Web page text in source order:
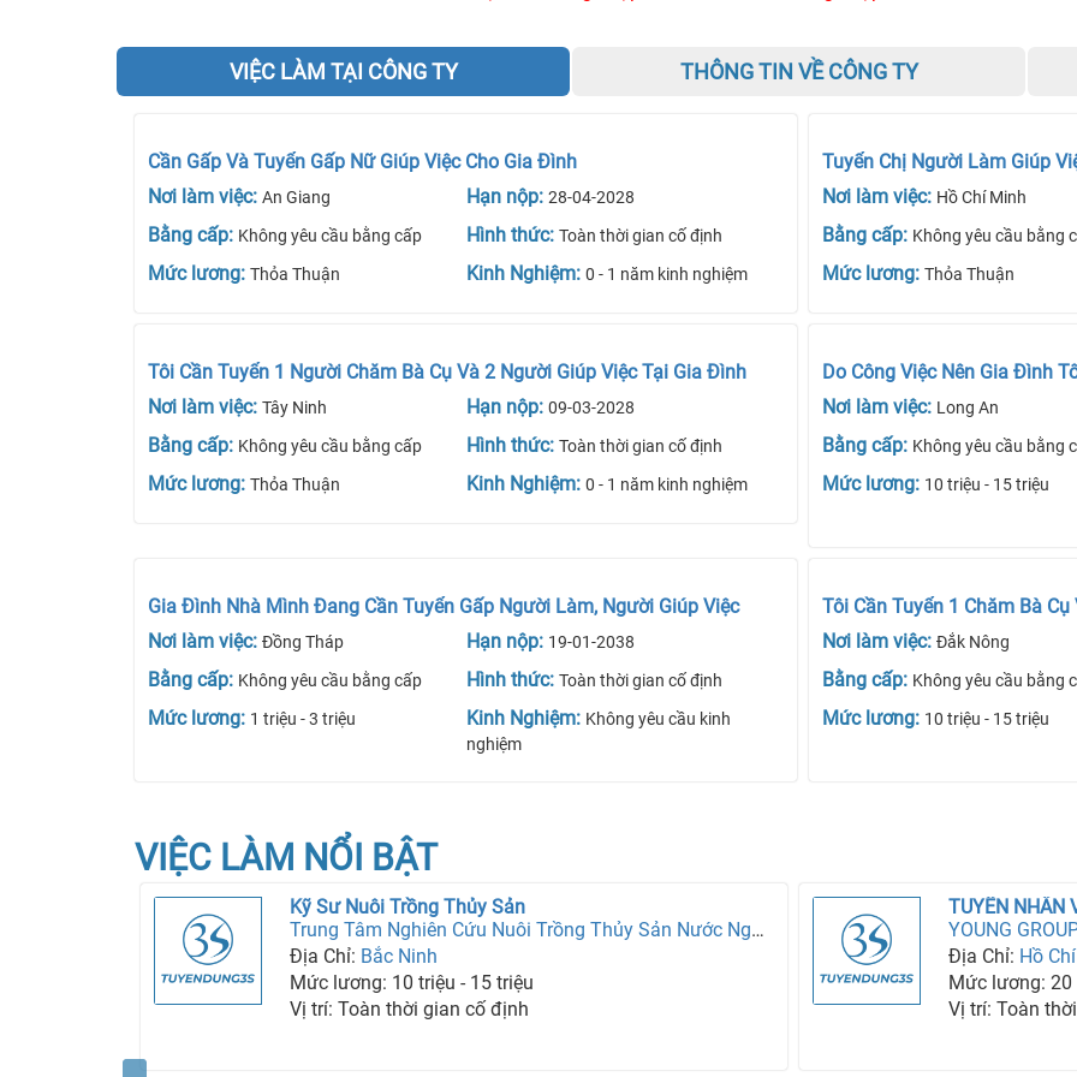
VIỆC LÀM TẠI CÔNG TY THÔNG TIN VỀ CÔNG TY
Cần Gấp Và Tuyển Gấp Nữ Giúp Việc Cho Gia Đình
Nơi làm việc: An Giang
Bằng cấp: Không yêu cầu bằng cấp
Mức lương: Thỏa Thuận
Hạn nộp: 28-04-2028
Hình thức: Toàn thời gian cố định
Kinh Nghiệm: 0 - 1 năm kinh nghiệm
Tuyển Chị Người Làm Giúp
Nơi làm việc: Hồ Chí Minh
Bằng cấp: Không yêu cầu bằng
Mức lương:Thỏa Thuận
Tôi Cần Tuyển 1 Người Chăm Bà Cụ Và 2 Người Giúp Việc Tại Gia Đình
Nơi làm việc: Tây Ninh
Bằng cấp: Không yêu cầu bằng cấp
Mức lương: Thỏa Thuận
Hạn nộp: 09-03-2028
Hình thức: Toàn thời gian cố định
Kinh Nghiệm: 0 - 1 năm kinh nghiệm
Do Công Việc Nên Gia Đình
Nơi làm việc: Long An
Bằng cấp: Không yêu cầu bằng
Mức lương: 10 triệu - 15 triệu
Gia Đình Nhà Mình Đang Cần Tuyển Gấp Người Làm, Người Giúp Việc
Nơi làm việc: Đồng Tháp
Bằng cấp: Không yêu cầu bằng cấp
Mức lương: 1 triệu - 3 triệu
Hạn nộp: 19-01-2038
Hình thức: Toàn thời gian cố định
Kinh Nghiệm: Không yêu cầu kinh
nghiệm
Tôi Cần Tuyển 1 Chăm Bà
Nơi làm việc:Đắk Nông
Bằng cấp: Không yêu cầu bằng
Mức lương: 10 triệu - 15 triệu
VIỆC LÀM NỔI BẬT
Kỹ Sư Nuôi Trồng Thủy Sản
Trung Tâm Nghiên Cứu Nuôi Trồng Thủy Sản Nước Ngọt Miền Bắc - Viện Khoa Học Thủy Sản Việt Nam (Thuộc Bộ Nông Nghiệp Và Môi Trường)
Địa Chỉ: Bắc Ninh
Mức lương: 10 triệu - 15 triệu
Vị trí: Toàn thời gian cố định
YOUNG
Địa Chỉ: Hồ
Mức lương: 20
Vị trí: Toàn